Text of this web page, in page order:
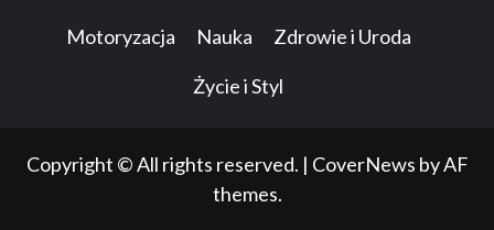
Motoryzacja Nauka Zdrowie i Uroda
Życie i Styl
Copyright © All rights reserved. | CoverNews by AF
themes.